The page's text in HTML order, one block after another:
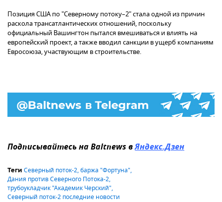
Позиция США по "Северному потоку–2" стала одной из причин
раскола трансатлантических отношений, поскольку
официальный Вашингтон пытался вмешиваться и влиять на
европейский проект, а также вводил санкции в ущерб компаниям
Евросоюза, участвующим в строительстве.
Подписывайтесь на Baltnews вЯндекс.Дзен
Теги Северный поток-2,баржа "Фортуна",
Дания против Северного Потока-2,
трубоукладчик "Академик Черский",
Северный поток-2 последние новости